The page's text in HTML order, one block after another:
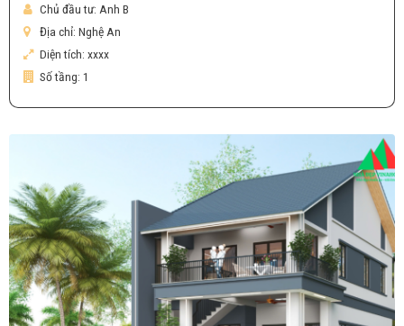
Chủ đầu tư: Anh B
Địa chỉ: Nghệ An
Diện tích: xxxx
Số tầng: 1